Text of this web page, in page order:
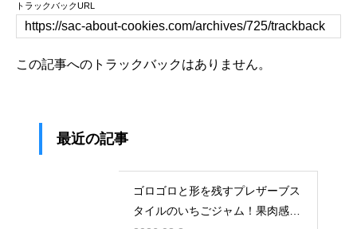
トラックバックURL
この記事へのトラックバックはありません。
最近の記事
ゴロゴロと形を残すプレザーブス
タイルのいちごジャム！果肉感を